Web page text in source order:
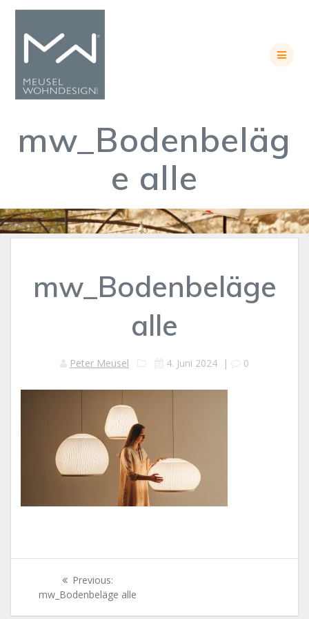
mw_Bodenbeläg
e alle
mw_Bodenbeläge
alle
Peter Meusel 4. Juni 2024 | 0
Beitragsnavigation
Previous:Previous
post:
mw_Bodenbeläge alle